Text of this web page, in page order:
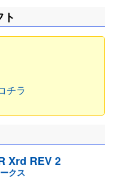
チラ
Xrd REV 2
クス